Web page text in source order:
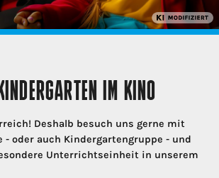
IM KINO
Deshalb besuch uns gerne mit
- oder auch Kindergartengruppe - und
Unterrichtseinheit in unserem